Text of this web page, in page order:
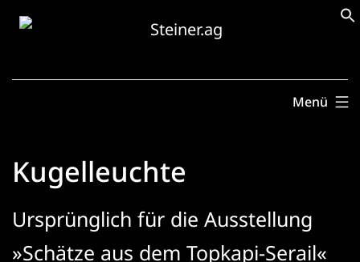
Zum
Menü
Kugelleuchte
Ursprünglich für die Ausstellung
»Schätze aus dem Topkapi-Serail«